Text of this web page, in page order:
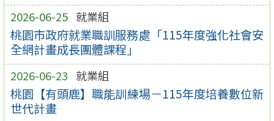
2026-06-25 就業組
桃園市政府就業職訓服務處「115年度強化社會安
全網計畫成長團體課程」
2026-06-23 就業組
桃園【有頭鹿】職能訓練場－115年度培養數位新
世代計畫